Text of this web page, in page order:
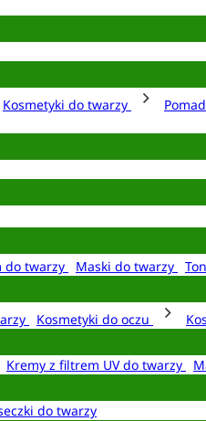
Kosmetyki do twarzy
do twarzy Maski do twarzy
Kosmetyki do oczu
Kremy z filtrem UV do twarzy
do twarzy